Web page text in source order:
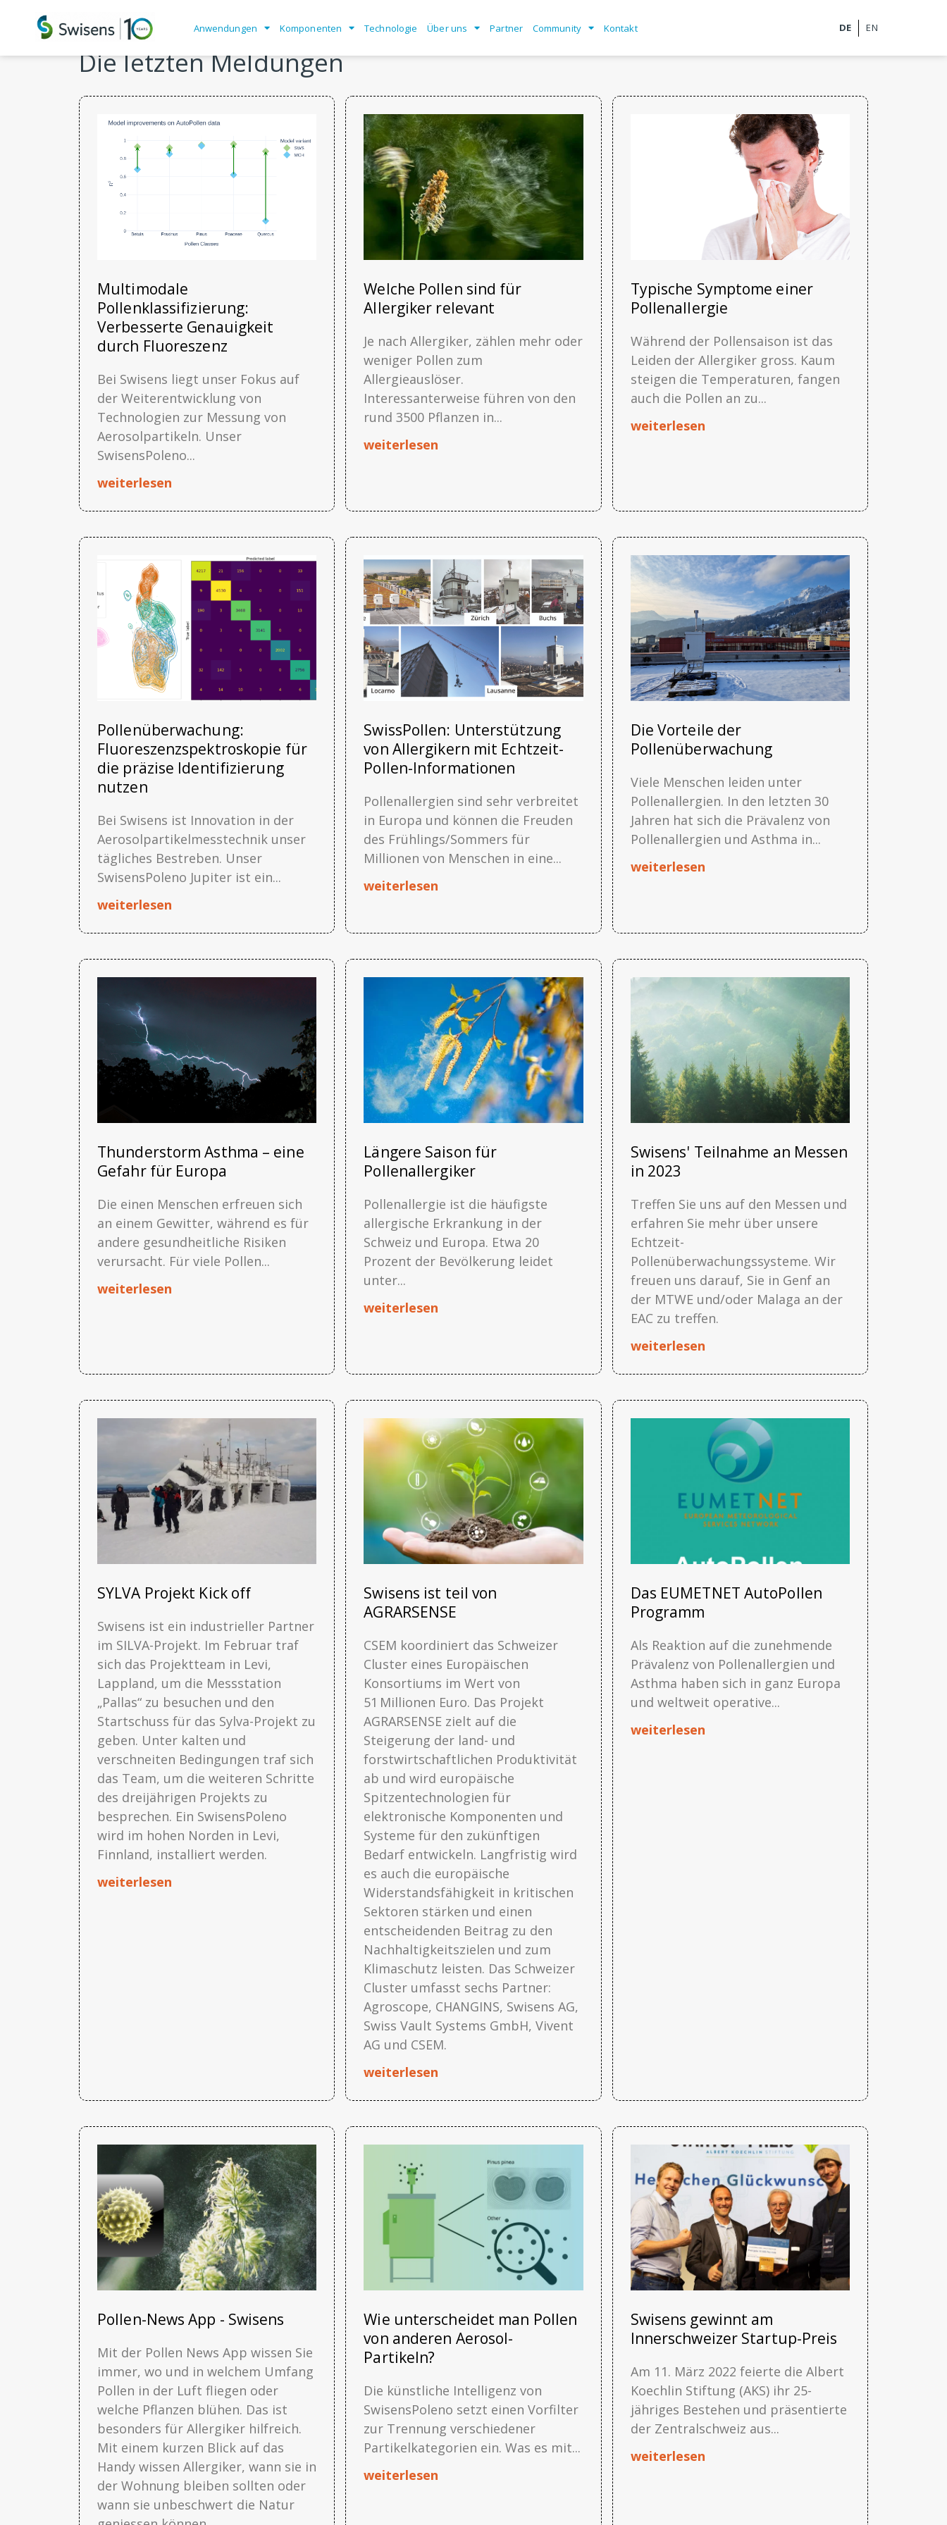
Anwendungen Komponenten Technologie Über uns Partner Community Kontakt
Die letzten Meldungen
Multimodale
Pollenklassifizierung:
Verbesserte Genauigkeit
durch Fluoreszenz
Bei Swisens liegt unser Fokus auf
der Weiterentwicklung von
Technologien zur Messung von
Aerosolpartikeln. Unser
SwisensPoleno...
weiterlesen
Welche Pollen sind für
Allergiker relevant
Je nach Allergiker, zählen mehr oder
weniger Pollen zum
Allergieauslöser.
Interessanterweise führen von den
rund 3500 Pflanzen in...
weiterlesen
Typische Symptome einer
Pollenallergie
Während der Pollensaison ist das
Leiden der Allergiker gross. Kaum
steigen die Temperaturen, fangen
auch die Pollen an zu...
weiterlesen
Pollenüberwachung:
Fluoreszenzspektroskopie für
die präzise Identifizierung
nutzen
Bei Swisens ist Innovation in der
Aerosolpartikelmesstechnik unser
tägliches Bestreben. Unser
SwisensPoleno Jupiter ist ein...
weiterlesen
SwissPollen: Unterstützung
von Allergikern mit Echtzeit-
Pollen-Informationen
Pollenallergien sind sehr verbreitet
in Europa und können die Freuden
des Frühlings/Sommers für
Millionen von Menschen in eine...
weiterlesen
Die Vorteile der
Pollenüberwachung
Viele Menschen leiden unter
Pollenallergien. In den letzten 30
Jahren hat sich die Prävalenz von
Pollenallergien und Asthma in...
weiterlesen
Thunderstorm Asthma – eine
Gefahr für Europa
Die einen Menschen erfreuen sich
an einem Gewitter, während es für
andere gesundheitliche Risiken
verursacht. Für viele Pollen...
weiterlesen
Längere Saison für
Pollenallergiker
Pollenallergie ist die häufigste
allergische Erkrankung in der
Schweiz und Europa. Etwa 20
Prozent der Bevölkerung leidet
unter...
weiterlesen
Swisens' Teilnahme an Messen
in 2023
Treffen Sie uns auf den Messen und
erfahren Sie mehr über unsere
Echtzeit-
Pollenüberwachungssysteme. Wir
freuen uns darauf, Sie in Genf an
der MTWE und/oder Malaga an der
EAC zu treffen.
weiterlesen
SYLVA Projekt Kick off
Swisens ist ein industrieller Partner
im SILVA-Projekt. Im Februar traf
sich das Projektteam in Levi,
Lappland, um die Messstation
„Pallas“ zu besuchen und den
Startschuss für das Sylva-Projekt zu
geben. Unter kalten und
verschneiten Bedingungen traf sich
das Team, um die weiteren Schritte
des dreijährigen Projekts zu
besprechen. Ein SwisensPoleno
wird im hohen Norden in Levi,
Finnland, installiert werden.
weiterlesen
Swisens ist teil von
AGRARSENSE
CSEM koordiniert das Schweizer
Cluster eines Europäischen
Konsortiums im Wert von
51 Millionen Euro. Das Projekt
AGRARSENSE zielt auf die
Steigerung der land- und
forstwirtschaftlichen Produktivität
ab und wird europäische
Spitzentechnologien für
elektronische Komponenten und
Systeme für den zukünftigen
Bedarf entwickeln. Langfristig wird
es auch die europäische
Widerstandsfähigkeit in kritischen
Sektoren stärken und einen
entscheidenden Beitrag zu den
Nachhaltigkeitszielen und zum
Klimaschutz leisten. Das Schweizer
Cluster umfasst sechs Partner:
Agroscope, CHANGINS, Swisens AG,
Swiss Vault Systems GmbH, Vivent
AG und CSEM.
weiterlesen
Das EUMETNET AutoPollen
Programm
Als Reaktion auf die zunehmende
Prävalenz von Pollenallergien und
Asthma haben sich in ganz Europa
und weltweit operative...
weiterlesen
Pollen-News App - Swisens
Mit der Pollen News App wissen Sie
immer, wo und in welchem Umfang
Pollen in der Luft fliegen oder
welche Pflanzen blühen. Das ist
besonders für Allergiker hilfreich.
Mit einem kurzen Blick auf das
Handy wissen Allergiker, wann sie in
der Wohnung bleiben sollten oder
wann sie unbeschwert die Natur
Wie unterscheidet man Pollen
von anderen Aerosol-
Partikeln?
Die künstliche Intelligenz von
SwisensPoleno setzt einen Vorfilter
zur Trennung verschiedener
Partikelkategorien ein. Was es mit...
weiterlesen
Swisens gewinnt am
Innerschweizer Startup-Preis
Am 11. März 2022 feierte die Albert
Koechlin Stiftung (AKS) ihr 25-
jähriges Bestehen und präsentierte
der Zentralschweiz aus...
weiterlesen